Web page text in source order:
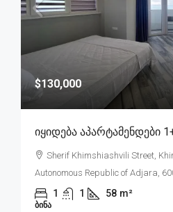
$130,000
Იყიდება Აპარტამენდები
Sherif Khimshiashvili Street,
Autonomous Republic of Adjara,
1 1 58 m²
ᲑᲘᲜᲐ